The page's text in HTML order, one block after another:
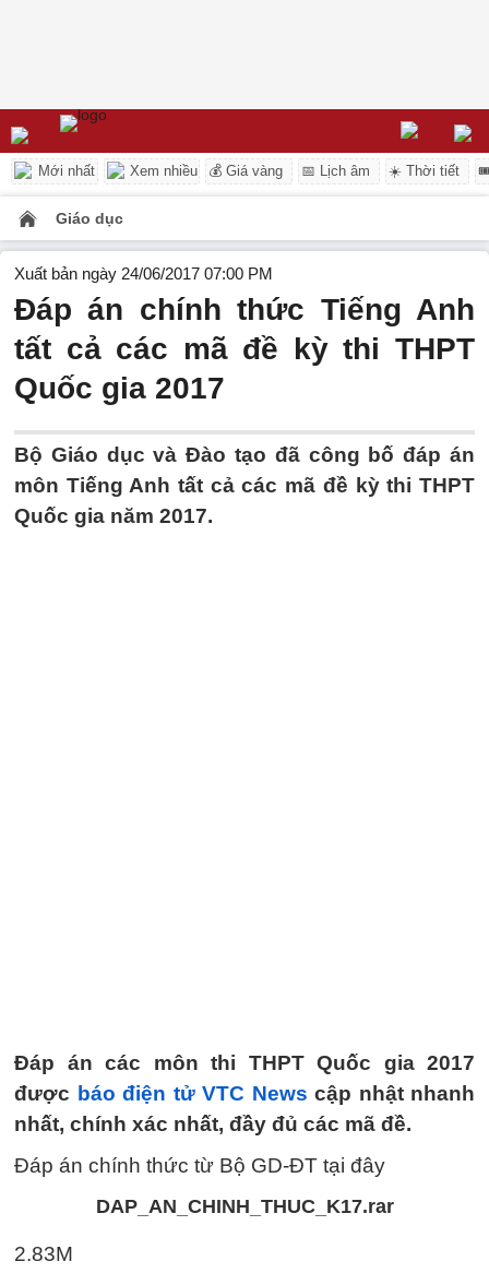
Mới nhất Xem nhiều 💰 Giá vàng 📅 Lịch âm ☀️ Thời tiết
Giáo dục
Xuất bản ngày 24/06/2017 07:00 PM
Đáp án chính thức Tiếng Anh
tất cả các mã đề kỳ thi THPT
Quốc gia 2017
Bộ Giáo dục và Đào tạo đã công bố đáp án
môn Tiếng Anh tất cả các mã đề kỳ thi THPT
Quốc gia năm 2017.
Đáp án các môn thi THPT Quốc gia 2017
được báo điện tử VTC News cập nhật nhanh
nhất, chính xác nhất, đầy đủ các mã đề.
Đáp án chính thức từ Bộ GD-ĐT tại đây
DAP_AN_CHINH_THUC_K17.rar
2.83M